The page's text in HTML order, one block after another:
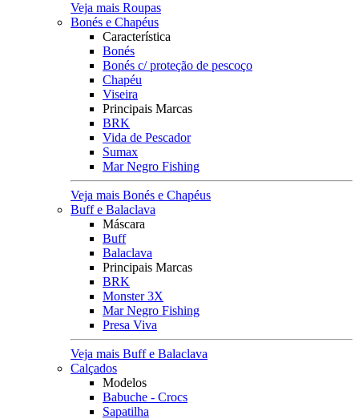
Veja mais Roupas
Bonés e Chapéus
Característica
Bonés
Bonés c/ proteção de pescoço
Chapéu
Viseira
Principais Marcas
BRK
Vida de Pescador
Sumax
Mar Negro Fishing
Veja mais Bonés e Chapéus
Buff e Balaclava
Máscara
Buff
Balaclava
Principais Marcas
BRK
Monster 3X
Mar Negro Fishing
Presa Viva
Veja mais Buff e Balaclava
Calçados
Modelos
Babuche - Crocs
Sapatilha